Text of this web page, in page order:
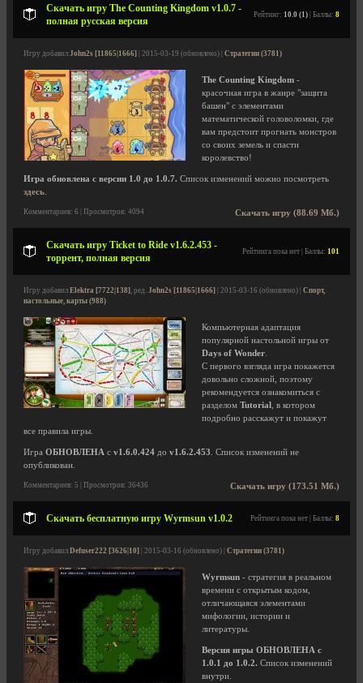
Скачать игру The Counting Kingdom v1.0.7 -
полная русская версия
Рейтинг: 10.0 (1) | Баллы: 8
Игру добавил John2s [11865|1666] | 2015-03-19 (обновлено) | Стратегии (3781)
The Counting Kingdom -
красочная игра в жанре "защита
башен" с элементами
математической головоломки, где
вам предстоит прогнать монстров
со своих земель и спасти
королевство!
Игра обновлена с версии 1.0 до 1.0.7. Список изменений можно посмотреть
здесь
Скачать игру (88.69 Мб.)
Комментариев: 6 | Просмотров: 4094
Скачать игру Ticket to Ride v1.6.2.453 -
торрент, полная версия
Рейтинга пока нет | Баллы: 101
Игру добавил Elektra [7722|138], ред. John2s [11865|1666] | 2015-03-16 (обновлено) | Спорт,
настольные, карты (988)
Компьютерная адаптация
популярной настольной игры от
Days of Wonder
С первого взгляда игра покажется
довольно сложной, поэтому
рекомендуется ознакомиться с
разделом Tutorial
, в котором
подробно расскажут и покажут
все правила игры.
Игра ОБНОВЛЕНА с v1.6.0.424 до v1.6.2.453 . Список изменений не
опубликован.
Скачать игру (173.51 Мб.)
Комментариев: 5 | Просмотров: 36436
Скачать бесплатную игру Wyrmsun v1.0.2 Рейтинга пока нет | Баллы: 8
Игру добавил Defuser222 [3626|10] | 2015-03-16 (обновлено) | Стратегии (3781)
Wyrmsun - стратегия в реальном
времени с открытым кодом,
отличающаяся элементами
мифологии, истории и
литературы.
Версия игры ОБНОВЛЕНА с
1.0.1 до 1.0.2. Список изменений
внутри.